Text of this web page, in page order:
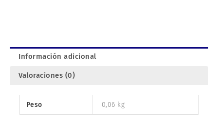
Información adicional
Valoraciones (0)
Peso 0,06 kg